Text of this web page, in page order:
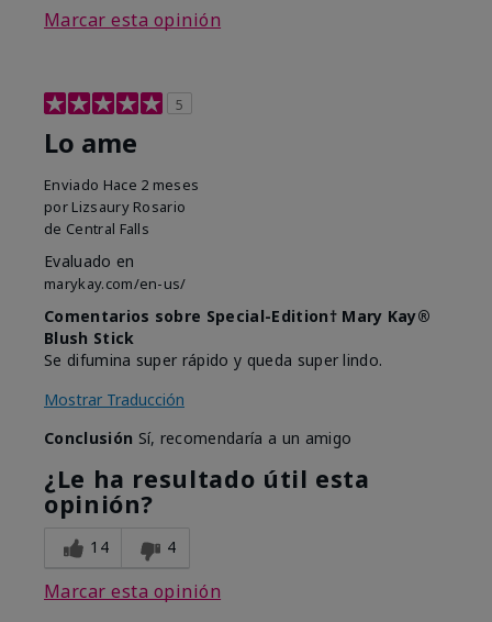
Marcar esta opinión
5
Lo ame
Enviado Hace 2 meses
por Lizsaury Rosario
de Central Falls
Evaluado en
marykay.com/en-us/
Comentarios sobre Special-Edition† Mary Kay®
Blush Stick
Se difumina super rápido y queda super lindo.
Mostrar Traducción
Conclusión Sí, recomendaría a un amigo
¿Le ha resultado útil esta
opinión?
14 4
Marcar esta opinión